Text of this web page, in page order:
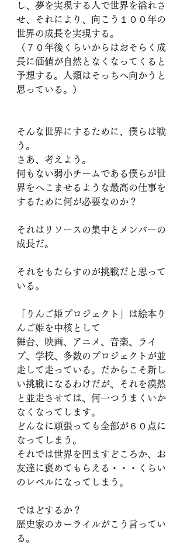
し、夢を実現する人で世界を溢れさ
せ、それにより、向こう１００年の
世界の成長を実現する。
（７０年後くらいからはおそらく成
長に価値が自然となくなってくると
予想する。人類はそっちへ向かうと
思っている。）
そんな世界にするために、僕らは戦
う。
さあ、考えよう。
何もない弱小チームである僕らが世
界をへこませるような最高の仕事を
するために何が必要なのか？
それはリソースの集中とメンバーの
成長だ。
それをもたらすのが挑戦だと思って
いる。
「りんご姫プロジェクト」は絵本り
んご姫を中核として
舞台、映画、アニメ、音楽、ライ
ブ、学校、多数のプロジェクトが並
走して走っている。だからこそ新し
い挑戦になるわけだが、それを漠然
と並走させては、何一つうまくいか
なくなってします。
どんなに頑張っても全部が６０点に
なってしまう。
それでは世界を凹ますどころか、お
友達に褒めてもらえる・・・くらい
のレベルになってしまう。
ではどするか？
歴史家のカーライルがこう言ってい
る。